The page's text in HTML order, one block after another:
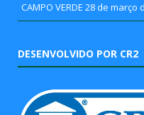
CAMPO VERDE 28 de março
DESENVOLVIDO POR CR2